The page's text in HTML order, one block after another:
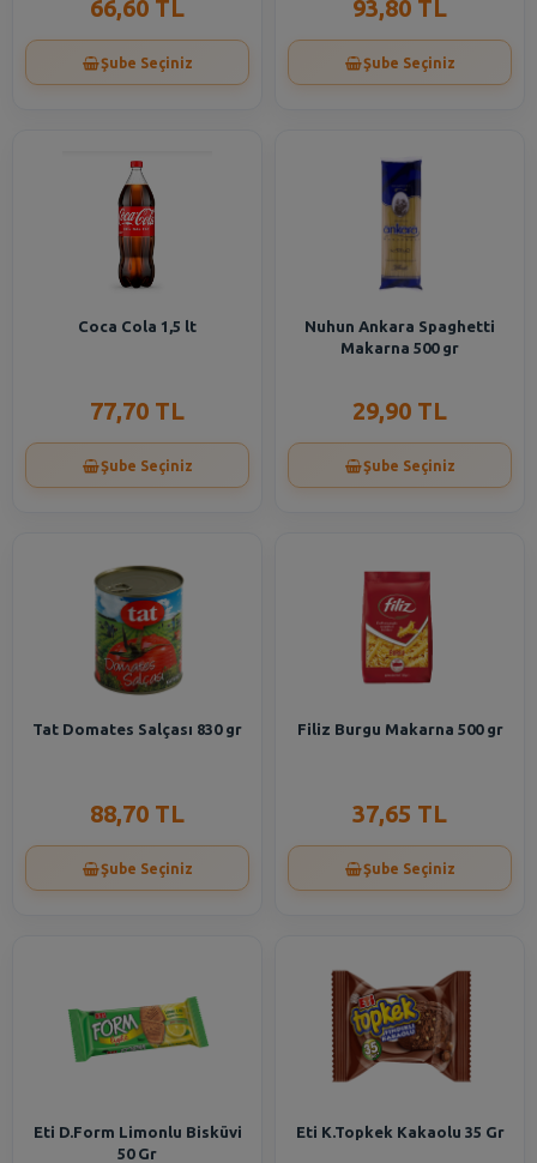
66,60 TL
Şube Seçiniz
93,80 TL
Şube Seçiniz
Coca Cola 1,5 lt
77,70 TL
Şube Seçiniz
Nuhun Ankara Spaghetti
Makarna 500 gr
29,90 TL
Şube Seçiniz
Tat Domates Salçası 830 gr
88,70 TL
Şube Seçiniz
Filiz Burgu Makarna 500 gr
37,65 TL
Şube Seçiniz
Eti D.Form Limonlu Bisküvi
50 Gr
Eti K.Topkek Kakaolu 35 Gr